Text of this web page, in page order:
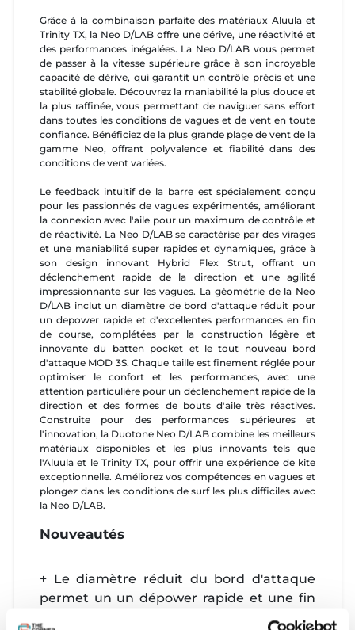
Grâce à la combinaison parfaite des matériaux Aluula et
Trinity TX, la Neo D/LAB offre une dérive, une réactivité et
des performances inégalées. La Neo D/LAB vous permet
de passer à la vitesse supérieure grâce à son incroyable
capacité de dérive, qui garantit un contrôle précis et une
stabilité globale. Découvrez la maniabilité la plus douce et
la plus raffinée, vous permettant de naviguer sans effort
dans toutes les conditions de vagues et de vent en toute
confiance. Bénéficiez de la plus grande plage de vent de la
gamme Neo, offrant polyvalence et fiabilité dans des
conditions de vent variées.
Le feedback intuitif de la barre est spécialement conçu
pour les passionnés de vagues expérimentés, améliorant
la connexion avec l'aile pour un maximum de contrôle et
de réactivité. La Neo D/LAB se caractérise par des virages
et une maniabilité super rapides et dynamiques, grâce à
son design innovant Hybrid Flex Strut, offrant un
déclenchement rapide de la direction et une agilité
impressionnante sur les vagues. La géométrie de la Neo
D/LAB inclut un diamètre de bord d'attaque réduit pour
un depower rapide et d'excellentes performances en fin
de course, complétées par la construction légère et
innovante du batten pocket et le tout nouveau bord
d'attaque MOD 3S. Chaque taille est finement réglée pour
optimiser le confort et les performances, avec une
attention particulière pour un déclenchement rapide de la
direction et des formes de bouts d'aile très réactives.
Construite pour des performances supérieures et
l'innovation, la Duotone Neo D/LAB combine les meilleurs
matériaux disponibles et les plus innovants tels que
l'Aluula et le Trinity TX, pour offrir une expérience de kite
exceptionnelle. Améliorez vos compétences en vagues et
plongez dans les conditions de surf les plus difficiles avec
la Neo D/LAB.
Nouveautés
+ Le diamètre réduit du bord d'attaque
permet un un dépower rapide et une fin